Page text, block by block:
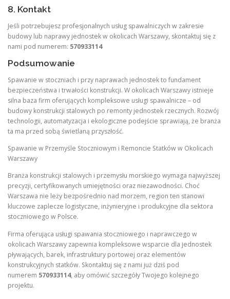
8. Kontakt
Jeśli potrzebujesz profesjonalnych usług spawalniczych w zakresie
budowy lub naprawy jednostek w okolicach Warszawy, skontaktuj się z
nami pod numerem: 570933114
Podsumowanie
Spawanie w stoczniach i przy naprawach jednostek to fundament
bezpieczeństwa i trwałości konstrukcji. W okolicach Warszawy istnieje
silna baza firm oferujących kompleksowe usługi spawalnicze – od
budowy konstrukcji stalowych po remonty jednostek rzecznych. Rozwój
technologii, automatyzacja i ekologiczne podejście sprawiają, że branża
ta ma przed sobą świetlaną przyszłość.
Spawanie w Przemyśle Stoczniowym i Remoncie Statków w Okolicach
Warszawy
Branża konstrukcji stalowych i przemysłu morskiego wymaga najwyższej
precyzji, certyfikowanych umiejętności oraz niezawodności. Choć
Warszawa nie leży bezpośrednio nad morzem, region ten stanowi
kluczowe zaplecze logistyczne, inżynieryjne i produkcyjne dla sektora
stoczniowego w Polsce.
Firma oferująca usługi spawania stoczniowego i naprawczego w
okolicach Warszawy zapewnia kompleksowe wsparcie dla jednostek
pływających, barek, infrastruktury portowej oraz elementów
konstrukcyjnych statków. Skontaktuj się z nami już dziś pod
numerem 570933114, aby omówić szczegóły Twojego kolejnego
projektu.